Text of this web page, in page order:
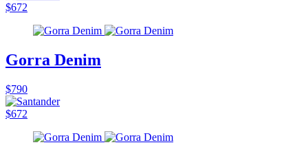
$672
Gorra Denim
$790
$672